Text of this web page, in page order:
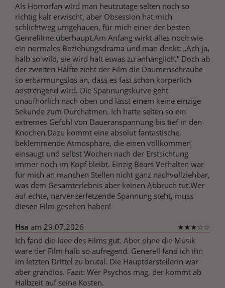
Als Horrorfan wird man heutzutage selten noch so
richtig kalt erwischt, aber Obsession hat mich
schlichtweg umgehauen, für mich einer der besten
Genrefilme überhaupt.Am Anfang wirkt alles noch wie
ein normales Beziehungsdrama und man denkt: „Ach ja,
halb so wild, sie wird halt etwas zu anhänglich.“ Doch ab
der zweiten Hälfte zieht der Film die Daumenschraube
so erbarmungslos an, dass es fast schon körperlich
anstrengend wird. Die Spannungskurve geht
unaufhörlich nach oben und lässt einem keine einzige
Sekunde zum Durchatmen. Ich hatte selten so ein
extremes Gefühl von Daueranspannung bis tief in den
Knochen.Dazu kommt eine absolut fantastische,
beklemmende Atmosphäre, die einen vollkommen
einsaugt und selbst Wochen nach der Erstsichtung
immer noch im Kopf bleibt. Einzig Bears Verhalten war
für mich an manchen Stellen nicht ganz nachvollziehbar,
was dem Gesamterlebnis aber keinen Abbruch tut.Wer
auf echte, nervenzerfetzende Spannung steht, muss
diesen Film gesehen haben!
Hsa am 29.07.2026 ★★★☆☆
Ich fand die Idee des Films gut. Aber ohne die Musik
wäre der Film halb so aufregend. Generell fand ich ihn
im letzten Drittel zu brutal. Die Hauptdarstellerin war
aber grandios. Fazit: Wer Psychos mag, der kommt ab
Halbzeit auf seine Kosten.